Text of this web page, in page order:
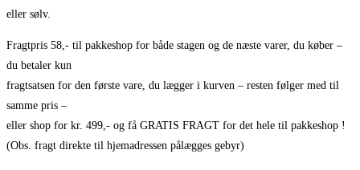
eller sølv.
Fragtpris 58,- til pakkeshop for både stagen og de næste varer, du køber –
du betaler kun
fragtsatsen for den første vare, du lægger i kurven – resten følger med til
samme pris –
eller shop for kr. 499,- og få GRATIS FRAGT for det hele til pakkeshop !
(Obs. fragt direkte til hjemadressen pålægges gebyr)